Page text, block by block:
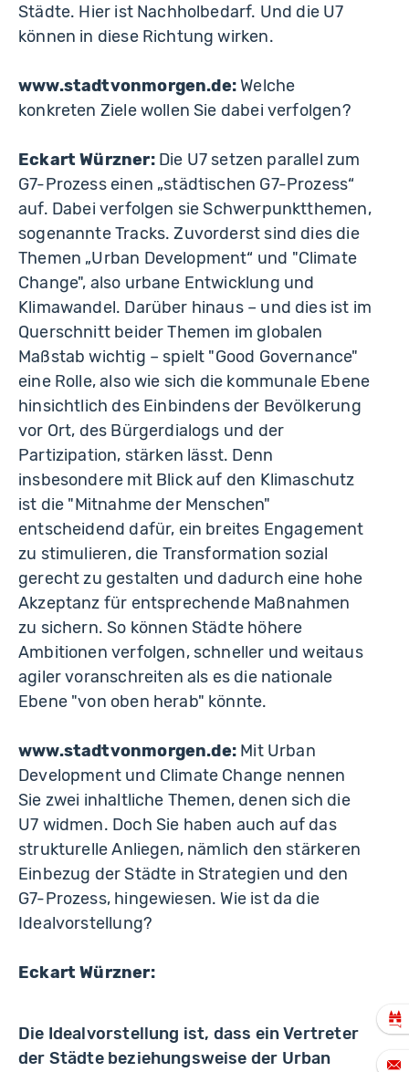
Städte. Hier ist Nachholbedarf. Und die U7
können in diese Richtung wirken.
www.stadtvonmorgen.de:Welche
konkreten Ziele wollen Sie dabei verfolgen?
Eckart Würzner:Die U7 setzen parallel zum
G7-Prozess einen „städtischen G7-Prozess“
auf. Dabei verfolgen sie Schwerpunktthemen,
sogenannte Tracks. Zuvorderst sind dies die
Themen „Urban Development“ und "Climate
Change", also urbane Entwicklung und
Klimawandel. Darüber hinaus – und dies ist im
Querschnitt beider Themen im globalen
Maßstab wichtig – spielt "Good Governance"
eine Rolle, also wie sich die kommunale Ebene
hinsichtlich des Einbindens der Bevölkerung
vor Ort, des Bürgerdialogs und der
Partizipation, stärken lässt. Denn
insbesondere mit Blick auf den Klimaschutz
ist die "Mitnahme der Menschen"
entscheidend dafür, ein breites Engagement
zu stimulieren, die Transformation sozial
gerecht zu gestalten und dadurch eine hohe
Akzeptanz für entsprechende Maßnahmen
zu sichern. So können Städte höhere
Ambitionen verfolgen, schneller und weitaus
agiler voranschreiten als es die nationale
Ebene "von oben herab" könnte.
www.stadtvonmorgen.de: Mit Urban
Development und Climate Change nennen
Sie zwei inhaltliche Themen, denen sich die
U7 widmen. Doch Sie haben auch auf das
strukturelle Anliegen, nämlich den stärkeren
Einbezug der Städte in Strategien und den
G7-Prozess, hingewiesen. Wie ist da die
Idealvorstellung?
Eckart Würzner:
Die Idealvorstellung ist, dass ein Vertreter
der Städte beziehungsweise der Urban